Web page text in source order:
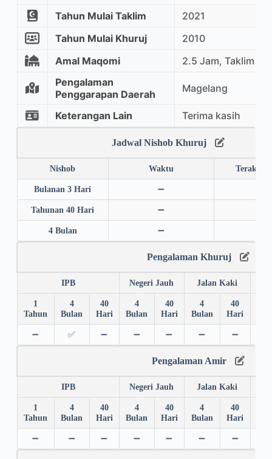
Tahun Mulai Taklim
2021
Tahun Mulai Khuruj
2010
Amal Maqomi
2.5 Jam, Taklim
Pengalaman
Penggarapan Daerah
Magelang
Keterangan Lain Terima kasih
Jadwal Nishob Khuruj
Nishob Waktu Terakhir
Bulanan 3 Hari ➖
Tahunan 40 Hari ➖
4 Bulan ➖
Pengalaman Khuruj
IPB Negeri Jauh Jalan Kaki
1
Tahun
4
Bulan
40
Hari
4
Bulan
40
Hari
4
Bulan
40
Hari
➖ ✅ ➖ ➖ ➖ ➖ ➖
Pengalaman Amir
IPB Negeri Jauh Jalan Kaki
1
Tahun
4
Bulan
40
Hari
4
Bulan
40
Hari
4
Bulan
40
Hari
➖ ➖ ➖ ➖ ➖ ➖ ➖